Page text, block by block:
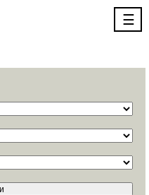
☰